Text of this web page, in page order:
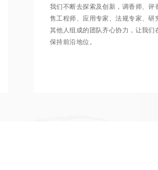
我们不断去探索及创新，调香师、评
售工程师、应用专家、法规专家、研
其他人组成的团队齐心协力，让我们
保持前沿地位。